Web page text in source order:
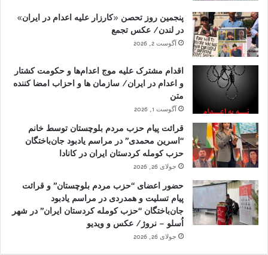
پنجمین روز تحصن «کارزار علیه اعدام در ایران»
در لندن/ عکس تجمع
آگوست 2, 2026
اقدام مشترک علیه موج اعدام‌ها و حکومت کشتار
و اعدام در ایران/ سازمان ها و احزاب امضا کننده
متن
آگوست 1, 2026
قرائت پیام حزب مردم بلوچستان توسط خانم
“اسرین محمدی” در مراسم یادبود جان‌باختگان
حزب کومله کردستان ایران در کانادا
جولای 26, 2026
حضور اعضای “حزب مردم بلوچستان” و قرائت
پیام تسلیت و همدردی در مراسم یادبود
جان‌باختگان “حزب کومله کردستان ایران” در شهر
اُسلو – نروژ/ عکس و ویدیو
جولای 26, 2026